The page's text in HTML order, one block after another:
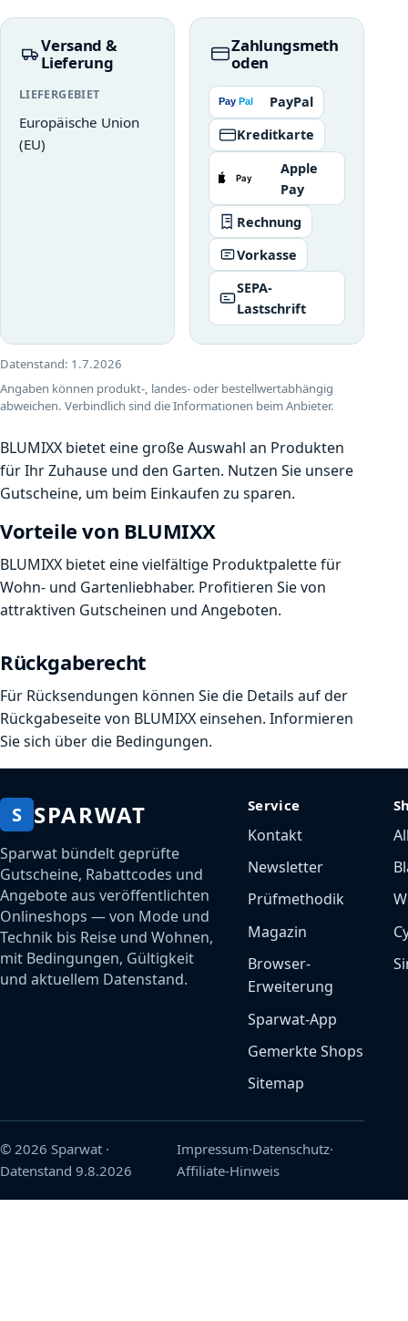
Versand &
Lieferung
LIEFERGEBIET
Europäische Union
(EU)
Zahlungsmeth
oden
PayPal
Kreditkarte
Apple
Pay
Rechnung
Vorkasse
SEPA-
Lastschrift
Datenstand: 1.7.2026
Angaben können produkt-, landes- oder bestellwertabhängig
abweichen. Verbindlich sind die Informationen beim Anbieter.
BLUMIXX bietet eine große Auswahl an Produkten
für Ihr Zuhause und den Garten. Nutzen Sie unsere
Gutscheine, um beim Einkaufen zu sparen.
Vorteile von BLUMIXX
BLUMIXX bietet eine vielfältige Produktpalette für
Wohn- und Gartenliebhaber. Profitieren Sie von
attraktiven Gutscheinen und Angeboten.
Rückgaberecht
Für Rücksendungen können Sie die Details auf der
Rückgabeseite von BLUMIXX einsehen. Informieren
Sie sich über die Bedingungen.
S SPARWAT
Sparwat bündelt geprüfte
Gutscheine, Rabattcodes und
Angebote aus veröffentlichten
Onlineshops — von Mode und
Technik bis Reise und Wohnen,
mit Bedingungen, Gültigkeit
und aktuellem Datenstand.
Service
Kontakt
Newsletter
Prüfmethodik
Magazin
Browser-
Erweiterung
Sparwat-App
Gemerkte Shops
Sitemap
© 2026 Sparwat ·
Datenstand 9.8.2026
Impressum·Datenschutz·
Affiliate-Hinweis